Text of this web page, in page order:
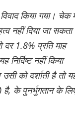
किया गया। चेक
नहीं दिया जा सकता
दर 1.8% प्रति माह
नहीं किया
को दर्शाती है तो
के पुनर्भुगतान के